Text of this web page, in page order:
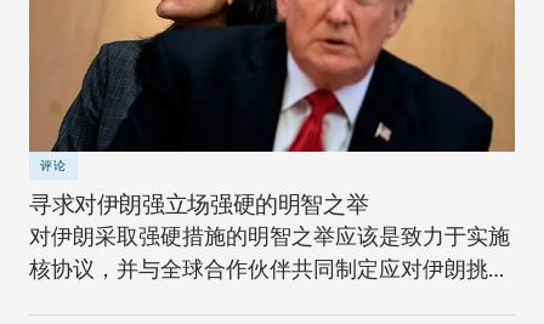
评论
寻求对伊朗强立场强硬的明智之举
对伊朗采取强硬措施的明智之举应该是致力于实施
核协议，并与全球合作伙伴共同制定应对伊朗挑战